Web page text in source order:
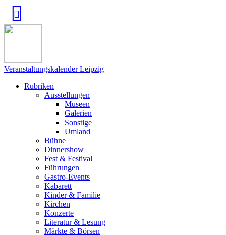
Veranstaltungskalender Leipzig
Rubriken
Ausstellungen
Museen
Galerien
Sonstige
Umland
Bühne
Dinnershow
Fest & Festival
Führungen
Gastro-Events
Kabarett
Kinder & Familie
Kirchen
Konzerte
Literatur & Lesung
Märkte & Börsen